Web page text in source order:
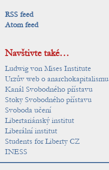
RSS feed
Atom feed
Navštivte také…
Ludwig von Mises Institute
Urzův web o anarchokapitalismu
Kanál Svobodného přístavu
Stoky Svobodného přístavu
Svoboda učení
Libertariánský institut
Liberální institut
Students for Liberty CZ
INESS